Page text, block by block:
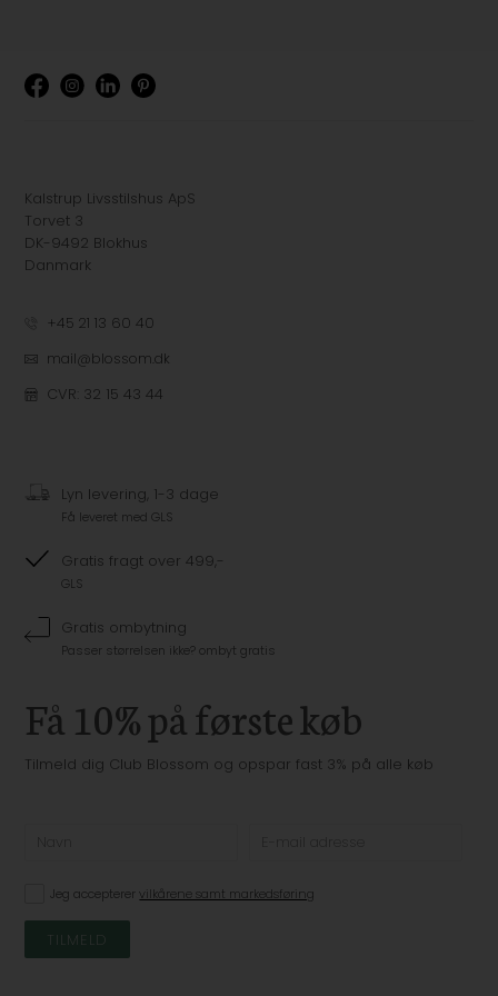
Kalstrup Livsstilshus ApS
Torvet 3
DK-9492 Blokhus
Danmark
+45 21 13 60 40
mail@blossom.dk
CVR: 32 15 43 44
Lyn levering, 1-3 dage
Få leveret med GLS
Gratis fragt over 499,-
GLS
Gratis ombytning
Passer størrelsen ikke? ombyt gratis
Få 10% på første køb
Tilmeld dig Club Blossom og opspar fast 3% på alle køb
Jeg accepterervilkårene samt markedsføring